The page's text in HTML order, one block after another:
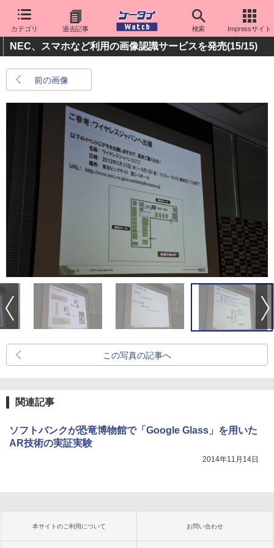
カテゴリ 過去記事 検索 Impressサイト
NEC、スマホなど利用の画像認識サービスを発売(15/15)
前の画像
この写真の記事へ
関連記事
ソフトバンクが恐竜博物館で「Google Glass」を用いた
AR技術の実証実験
2014年11月14日
本サイトのご利用について お問い合わせ